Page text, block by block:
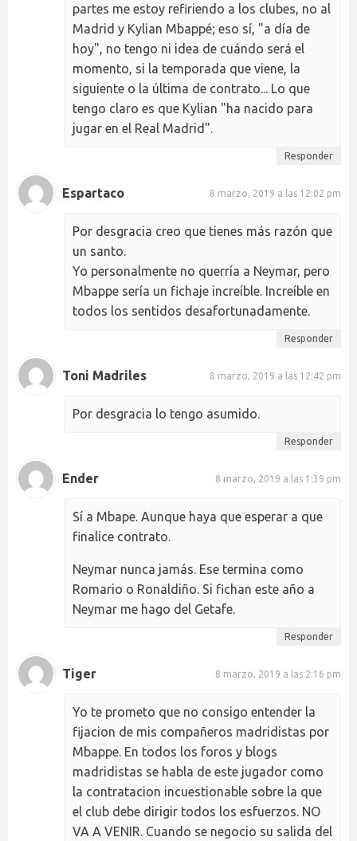
partes me estoy refiriendo a los clubes, no al
Madrid y Kylian Mbappé; eso sí, "a día de
hoy", no tengo ni idea de cuándo será el
momento, si la temporada que viene, la
siguiente o la última de contrato... Lo que
tengo claro es que Kylian "ha nacido para
jugar en el Real Madrid".
Responder
Espartaco 8 marzo, 2019 a las 12:02 pm
Por desgracia creo que tienes más razón que
un santo.
Yo personalmente no querría a Neymar, pero
Mbappe sería un fichaje increíble. Increíble en
todos los sentidos desafortunadamente.
Responder
Toni Madriles 8 marzo, 2019 a las 12:42 pm
Por desgracia lo tengo asumido.
Responder
Ender 8 marzo, 2019 a las 1:39 pm
Sí a Mbape. Aunque haya que esperar a que
finalice contrato.
Neymar nunca jamás. Ese termina como
Romario o Ronaldiño. Si fichan este año a
Neymar me hago del Getafe.
Responder
Tiger 8 marzo, 2019 a las 2:16 pm
Yo te prometo que no consigo entender la
fijacion de mis compañeros madridistas por
Mbappe. En todos los foros y blogs
madridistas se habla de este jugador como
la contratacion incuestionable sobre la que
el club debe dirigir todos los esfuerzos. NO
VA A VENIR. Cuando se negocio su salida del